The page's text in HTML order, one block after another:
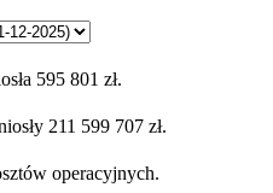
595 801 zł.
211 599 707 zł.
operacyjnych.